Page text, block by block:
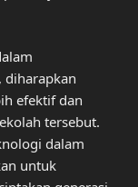
diharapkan
efektif dan
tersebut.
dalam
untuk